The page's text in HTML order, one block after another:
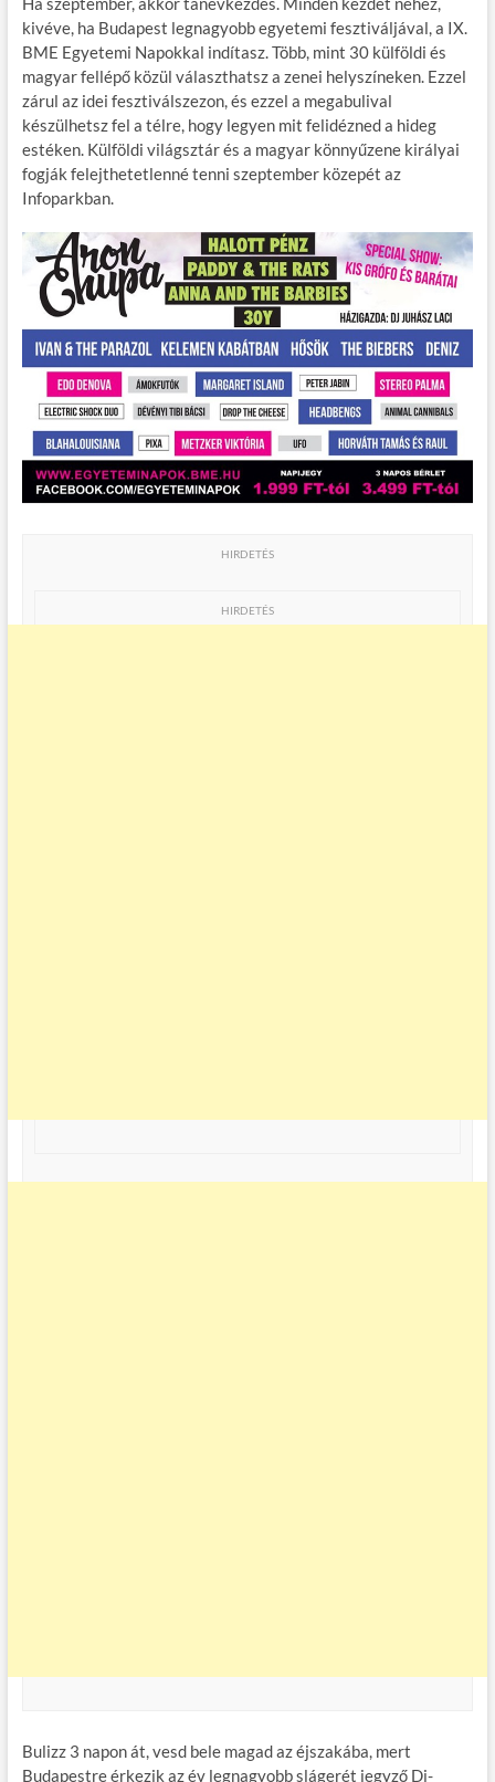
e
b
o
o
k
itt
er
ail m
bl
r
er
es
t
za
m
e
g
kivéve, ha Budapest legnagyobb egyetemi fesztiváljával, a IX.
BME Egyetemi Napokkal indítasz. Több, mint 30 külföldi és
magyar fellépő közül választhatsz a zenei helyszíneken. Ezzel
zárul az idei fesztiválszezon, és ezzel a megabulival
készülhetsz fel a télre, hogy legyen mit felidézned a hideg
estéken. Külföldi világsztár és a magyar könnyűzene királyai
fogják felejthetetlenné tenni szeptember közepét az
Infoparkban.
HIRDETÉS
HIRDETÉS
Bulizz 3 napon át, vesd bele magad az éjszakába, mert
Budapestre érkezik az év legnagyobb slágerét jegyző Dj-